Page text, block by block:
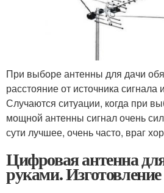
При выборе антенны для дачи
расстояние от источника сигнала
Случаются ситуации, когда при
мощной антенны сигнал очень
сути лучшее, очень часто, враг
Цифровая антенна
руками.